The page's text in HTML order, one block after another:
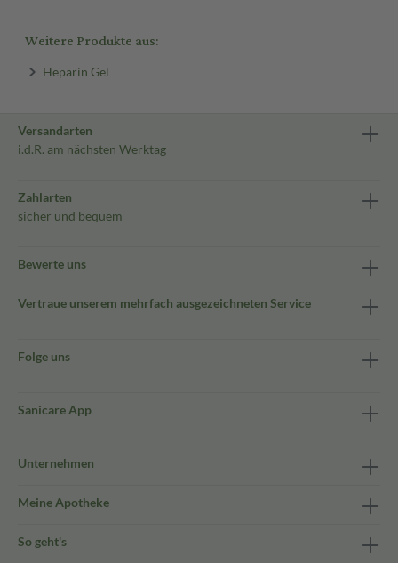
Weitere Produkte aus:
Heparin Gel
Versandarten
i.d.R. am nächsten Werktag
Zahlarten
sicher und bequem
Bewerte uns
Vertraue unserem mehrfach ausgezeichneten Service
Folge uns
Sanicare App
Unternehmen
Meine Apotheke
So geht's